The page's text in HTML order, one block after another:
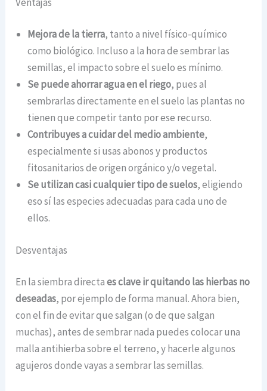
Mejora de la tierra, tanto a nivel físico-químico
como biológico. Incluso a la hora de sembrar las
semillas, el impacto sobre el suelo es mínimo.
Se puede ahorrar agua en el riego, pues al
sembrarlas directamente en el suelo las plantas no
tienen que competir tanto por ese recurso.
Contribuyes a cuidar del medio ambiente,
especialmente si usas abonos y productos
fitosanitarios de origen orgánico y/o vegetal.
Se utilizan casi cualquier tipo de suelos, eligiendo
eso sí las especies adecuadas para cada uno de
ellos.
Desventajas
En la siembra directaes clave ir quitando las hierbas no
deseadas, por ejemplo de forma manual. Ahora bien,
con el fin de evitar que salgan (o de que salgan
muchas), antes de sembrar nada puedes colocar una
malla antihierba sobre el terreno, y hacerle algunos
agujeros donde vayas a sembrar las semillas.